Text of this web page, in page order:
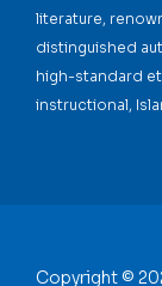
literature,
distinguished
high-standard
instructional,
Copyright ©